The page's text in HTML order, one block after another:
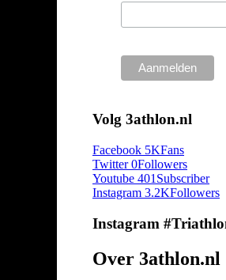
Volg 3athlon.nl
Facebook 5KFans
Twitter 0Followers
Youtube 401 Subscriber
Instagram 3.2KFollowers
Instagram
Over 3athlon.nl